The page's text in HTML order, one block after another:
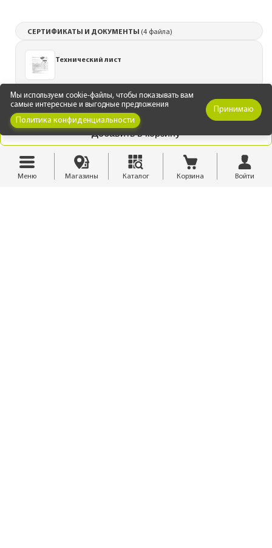
Добавить в корзину
СЕРТИФИКАТЫ И ДОКУМЕНТЫ (4 файла)
Технический лист
Сертификат пожарной безопасности
Сертификат соответствия
Мы используем cookie-файлы, чтобы показывать вам
самые интересные и выгодные предложения
Политика конфиденциальности
Принимаю
Меню Магазины Каталог Корзина Войти